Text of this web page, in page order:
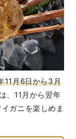
11月6日から3月
、11月から翌年
ガニを楽しめま